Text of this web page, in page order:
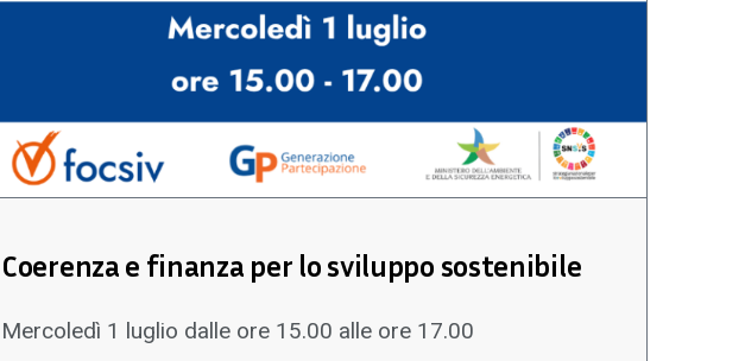
Coerenza e finanza per lo sviluppo sostenibile
Mercoledì 1 luglio dalle ore 15.00 alle ore 17.00